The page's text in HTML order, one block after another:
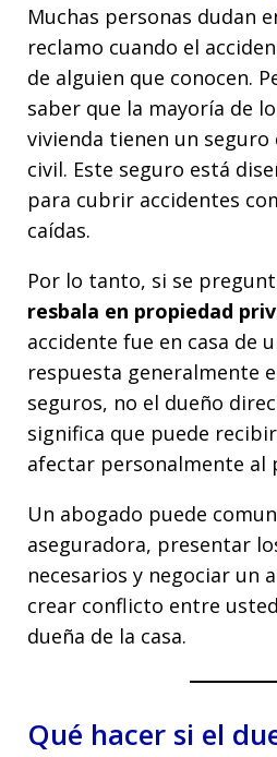
Muchas personas dudan
reclamo cuando el
de alguien que conocen.
saber que la mayoría de
vivienda tienen un
civil. Este seguro está
para cubrir accidentes
caídas.
Por lo tanto, si se
resbala en propiedad
accidente fue en casa de
respuesta generalmente
seguros, no el dueño
significa que puede
afectar personalmente al
Un abogado puede
aseguradora, presentar
necesarios y negociar un
crear conflicto entre
dueña de la casa.
Qué hacer si el